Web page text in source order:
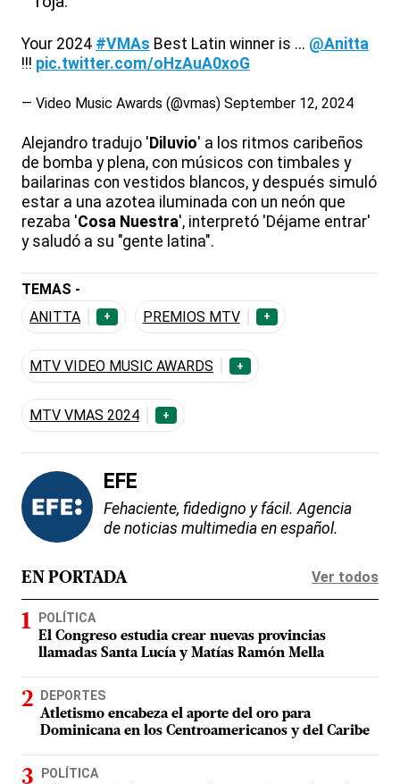
Your 2024 #VMAs Best Latin winner is ... @Anitta
!!! pic.twitter.com/oHzAuA0xoG
— Video Music Awards (@vmas) September 12, 2024
Alejandro tradujo 'Diluvio' a los ritmos caribeños
de bomba y plena, con músicos con timbales y
bailarinas con vestidos blancos, y después simuló
estar a una azotea iluminada con un neón que
rezaba 'Cosa Nuestra', interpretó 'Déjame entrar'
y saludó a su "gente latina".
TEMAS -
ANITTA
+ PREMIOS MTV +
MTV VIDEO MUSIC AWARDS +
MTV VMAS 2024 +
EFE
Fehaciente, fidedigno y fácil. Agencia
de noticias multimedia en español.
EN PORTADA Ver todos
POLÍTICA
El Congreso estudia crear nuevas provincias
llamadas Santa Lucía y Matías Ramón Mella
DEPORTES
Atletismo encabeza el aporte del oro para
Dominicana en los Centroamericanos y del Caribe
POLÍTICA